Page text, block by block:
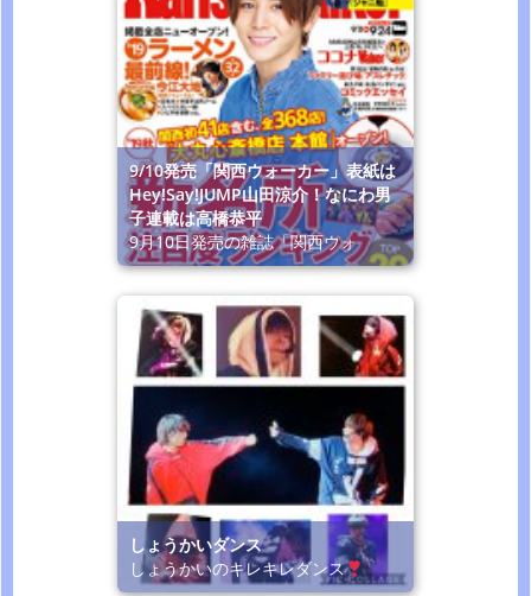
9/10発売「関西ウォーカー」表紙は
Hey!Say!JUMP山田涼介！なにわ男
子連載は高橋恭平
9月10日発売の雑誌「関西ウォ
しょうかいダンス
しょうかいのキレキレダンス